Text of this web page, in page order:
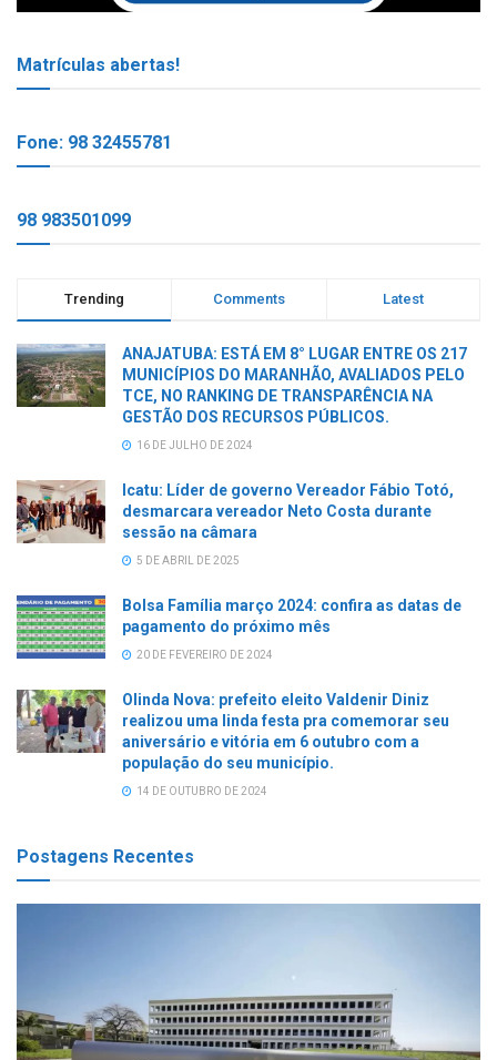
Matrículas abertas!
Fone: 98 32455781
98 983501099
Trending Comments Latest
ANAJATUBA: ESTÁ EM 8° LUGAR ENTRE OS 217
MUNICÍPIOS DO MARANHÃO, AVALIADOS PELO
TCE, NO RANKING DE TRANSPARÊNCIA NA
GESTÃO DOS RECURSOS PÚBLICOS.
16 DE JULHO DE 2024
Icatu: Líder de governo Vereador Fábio Totó,
desmarcara vereador Neto Costa durante
sessão na câmara
5 DE ABRIL DE 2025
Bolsa Família março 2024: confira as datas de
pagamento do próximo mês
20 DE FEVEREIRO DE 2024
Olinda Nova: prefeito eleito Valdenir Diniz
realizou uma linda festa pra comemorar seu
aniversário e vitória em 6 outubro com a
população do seu município.
14 DE OUTUBRO DE 2024
Postagens Recentes